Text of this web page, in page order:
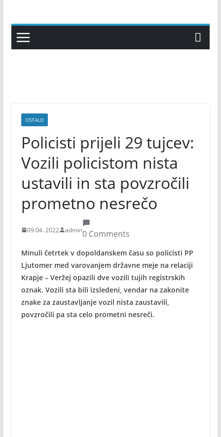
content
OSTALO
Policisti prijeli 29 tujcev:
Vozili policistom nista
ustavili in sta povzročili
prometno nesrečo
09.04. 2022 admin0 Comments
Minuli četrtek v dopoldanskem času so policisti PP
Ljutomer med varovanjem državne meje na relaciji
Krapje – Veržej opazili dve vozili tujih registrskih
oznak. Vozili sta bili izsledeni, vendar na zakonite
znake za zaustavljanje vozil nista zaustavili,
povzročili pa sta celo prometni nesreči.